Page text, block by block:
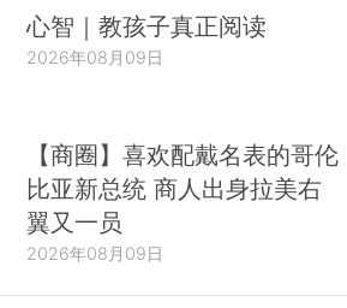
心智｜教孩子真正阅读
2026年08月09日
【商圈】喜欢配戴名表的哥伦
比亚新总统 商人出身拉美右
翼又一员
2026年08月09日